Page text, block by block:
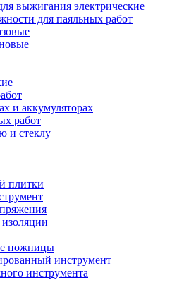
выжигания электрические
для паяльных работ
и аккумуляторах
работ
и стеклу
плитки
ножницы
инструмент
инструмента